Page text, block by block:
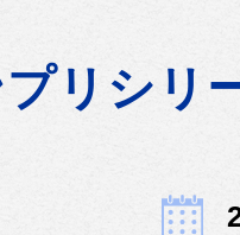
プリシリ